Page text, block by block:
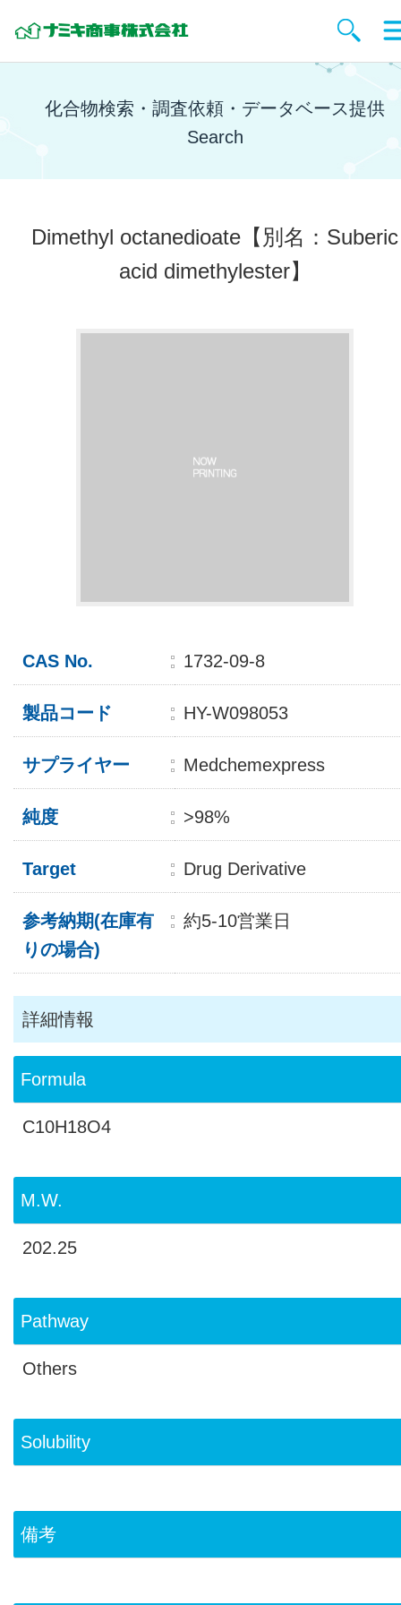
化合物検索・調査依頼・データベース提供
Search
Dimethyl octanedioate 【別名：Suberic
acid dimethylester】
CAS No. 1732-09-8
製品コード HY-W098053
サプライヤー Medchemexpress
純度 >98%
Target Drug Derivative
参考納期(在庫有
りの場合)
約5-10営業日
詳細情報
Formula
C10H18O4
M.W.
202.25
Pathway
Others
Solubility
備考